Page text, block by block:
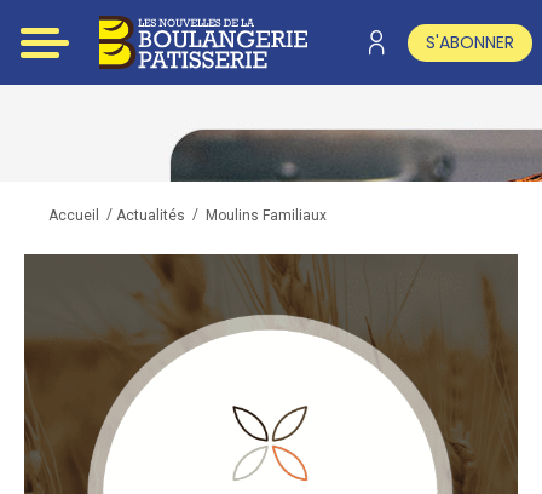
S'ABONNER
Accueil / Actualités / Moulins Familiaux